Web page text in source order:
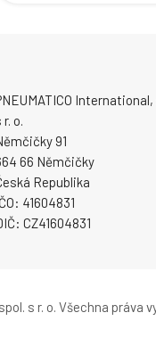
International,
r. o.
91
66 Němčičky
Republika
41604831
CZ41604831
s r. o. Všechna práva